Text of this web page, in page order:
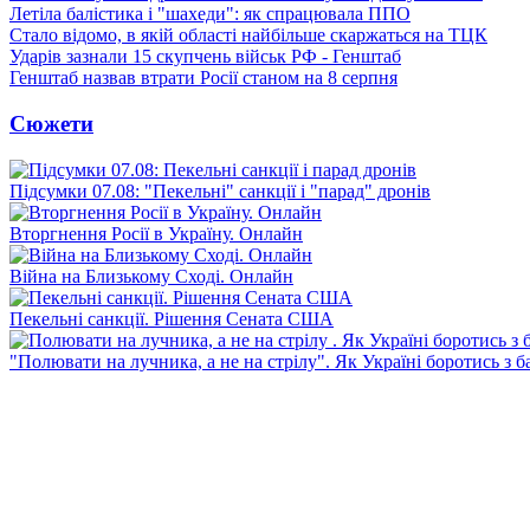
Летіла балістика і "шахеди": як спрацювала ППО
Стало відомо, в якій області найбільше скаржаться на ТЦК
Ударів зазнали 15 скупчень військ РФ - Генштаб
Генштаб назвав втрати Росії станом на 8 серпня
Сюжети
Підсумки 07.08: "Пекельні" санкції і "парад" дронів
Вторгнення Росії в Україну. Онлайн
Війна на Близькому Сході. Онлайн
Пекельні санкції. Рішення Сената США
"Полювати на лучника, а не на стрілу". Як Україні боротись з